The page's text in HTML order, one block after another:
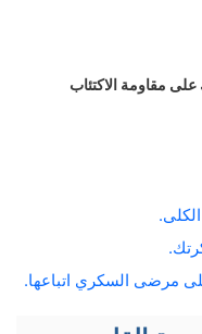
مقاومة الاكتئاب
مرضى السكري اتباعها.